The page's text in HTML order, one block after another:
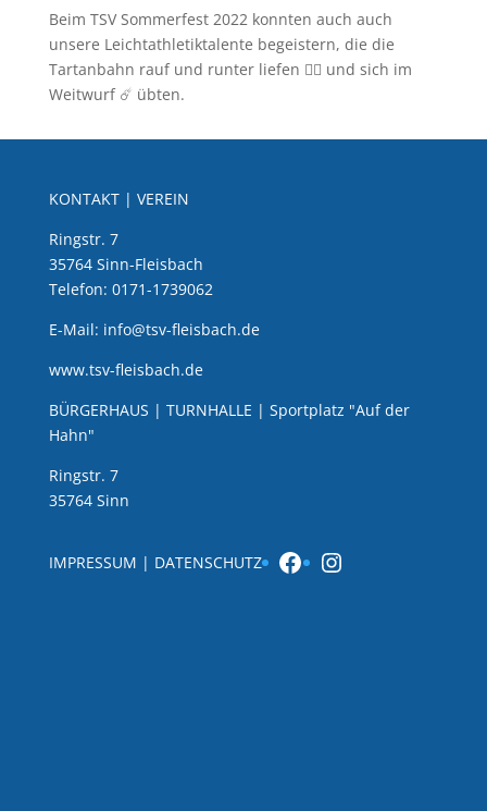
Beim TSV Sommerfest 2022 konnten auch auch
unsere Leichtathletiktalente begeistern, die die
Tartanbahn rauf und runter liefen 🏃‍♀️ und sich im
Weitwurf ☄️ übten.
KONTAKT | VEREIN
Ringstr. 7
35764 Sinn-Fleisbach
Telefon: 0171-1739062
E-Mail: info@tsv-fleisbach.de
www.tsv-fleisbach.de
BÜRGERHAUS | TURNHALLE | Sportplatz "Auf der
Hahn"
Ringstr. 7
35764 Sinn
IMPRESSUM | DATENSCHUTZ Facebook
Instagram